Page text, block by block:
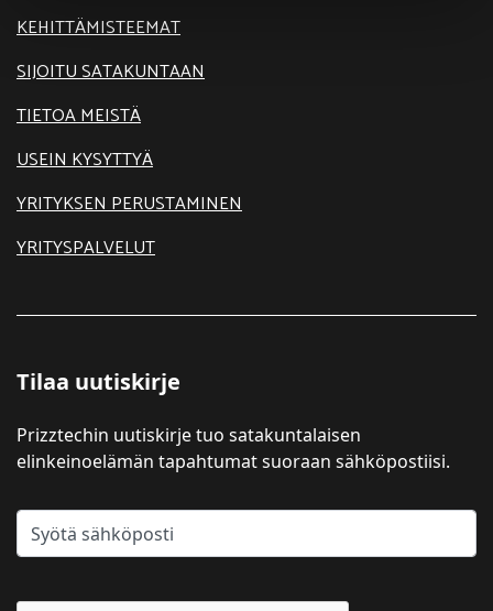
KEHITTÄMISTEEMAT
SIJOITU SATAKUNTAAN
TIETOA MEISTÄ
USEIN KYSYTTYÄ
YRITYKSEN PERUSTAMINEN
YRITYSPALVELUT
Tilaa uutiskirje
Prizztechin uutiskirje tuo satakuntalaisen
elinkeinoelämän tapahtumat suoraan sähköpostiisi.